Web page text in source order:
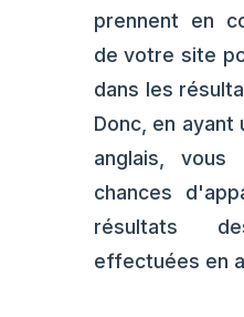
prennent en
de votre site
dans les
Donc, en
anglais, vous
chances
résultats
effectuées en